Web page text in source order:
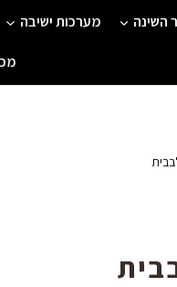
השינה מערכות ישיבה